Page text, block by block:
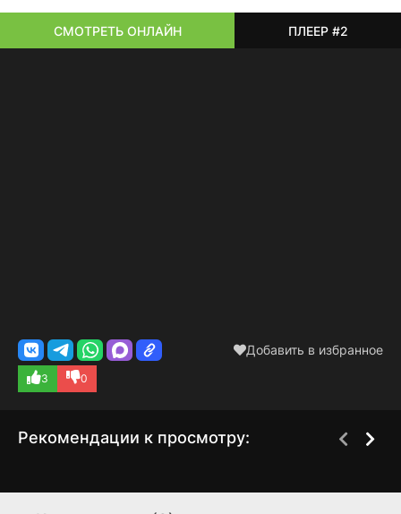
СМОТРЕТЬ ОНЛАЙН ПЛЕЕР #2
Добавить в избранное
3 0
Рекомендации к просмотру: